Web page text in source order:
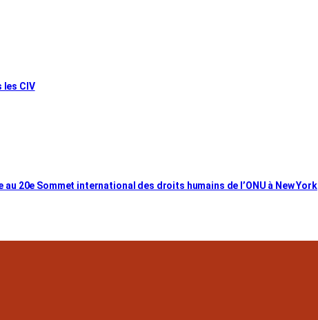
les CIV
20e Sommet international des droits humains de l’ONU à New York